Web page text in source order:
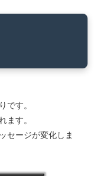
です。
ます。
セージが変化しま